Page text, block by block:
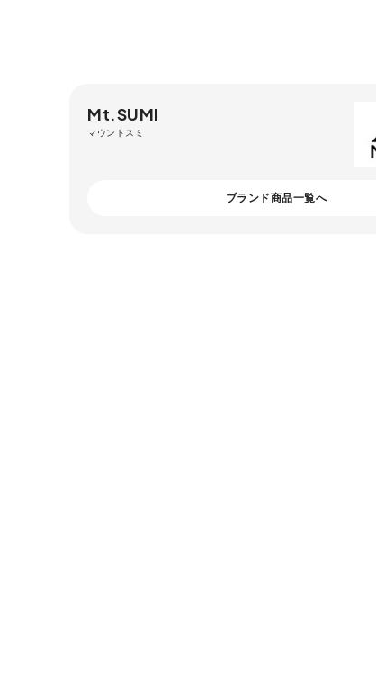
Mt.SUMI
マウントスミ
ブランド商品一覧へ